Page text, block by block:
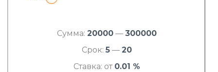
Сумма: 20000— 300000
Срок: 5— 20
Ставка: от 0.01 %